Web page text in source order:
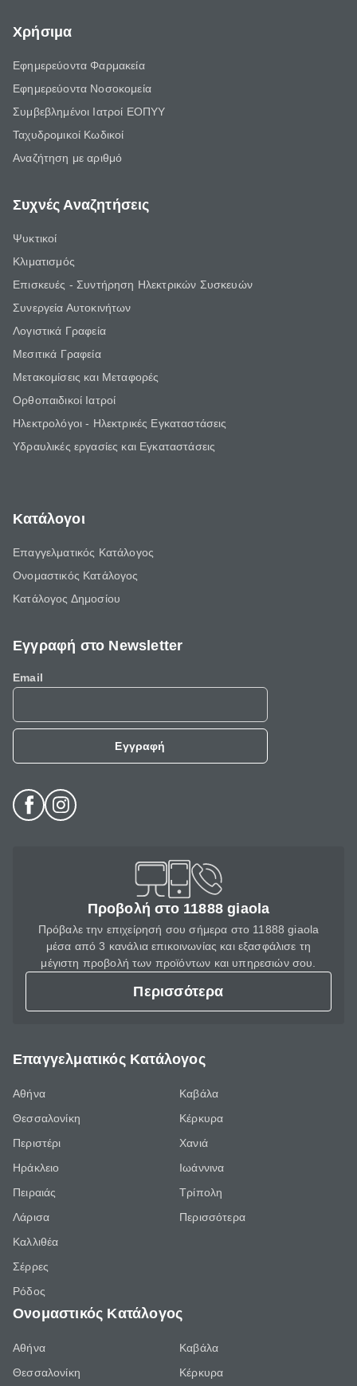
Χρήσιμα
Εφημερεύοντα Φαρμακεία
Εφημερεύοντα Νοσοκομεία
Συμβεβλημένοι Ιατροί ΕΟΠΥΥ
Ταχυδρομικοί Κωδικοί
Αναζήτηση με αριθμό
Συχνές Αναζητήσεις
Ψυκτικοί
Κλιματισμός
Επισκευές - Συντήρηση Ηλεκτρικών Συσκευών
Συνεργεία Αυτοκινήτων
Λογιστικά Γραφεία
Μεσιτικά Γραφεία
Μετακομίσεις και Μεταφορές
Ορθοπαιδικοί Ιατροί
Ηλεκτρολόγοι - Ηλεκτρικές Εγκαταστάσεις
Υδραυλικές εργασίες και Εγκαταστάσεις
Κατάλογοι
Επαγγελματικός Κατάλογος
Ονομαστικός Κατάλογος
Κατάλογος Δημοσίου
Εγγραφή στο Newsletter
Email
Εγγραφή
Προβολή στο 11888 giaola
Πρόβαλε την επιχείρησή σου σήμερα στο 11888 giaola
μέσα από 3 κανάλια επικοινωνίας και εξασφάλισε τη
μέγιστη προβολή των προϊόντων και υπηρεσιών σου.
Περισσότερα
Επαγγελματικός Κατάλογος
Αθήνα
Θεσσαλονίκη
Περιστέρι
Ηράκλειο
Πειραιάς
Λάρισα
Καλλιθέα
Σέρρες
Ρόδος
Καβάλα
Κέρκυρα
Χανιά
Ιωάννινα
Τρίπολη
Περισσότερα
Ονομαστικός Κατάλογος
Αθήνα
Θεσσαλονίκη
Καβάλα
Κέρκυρα